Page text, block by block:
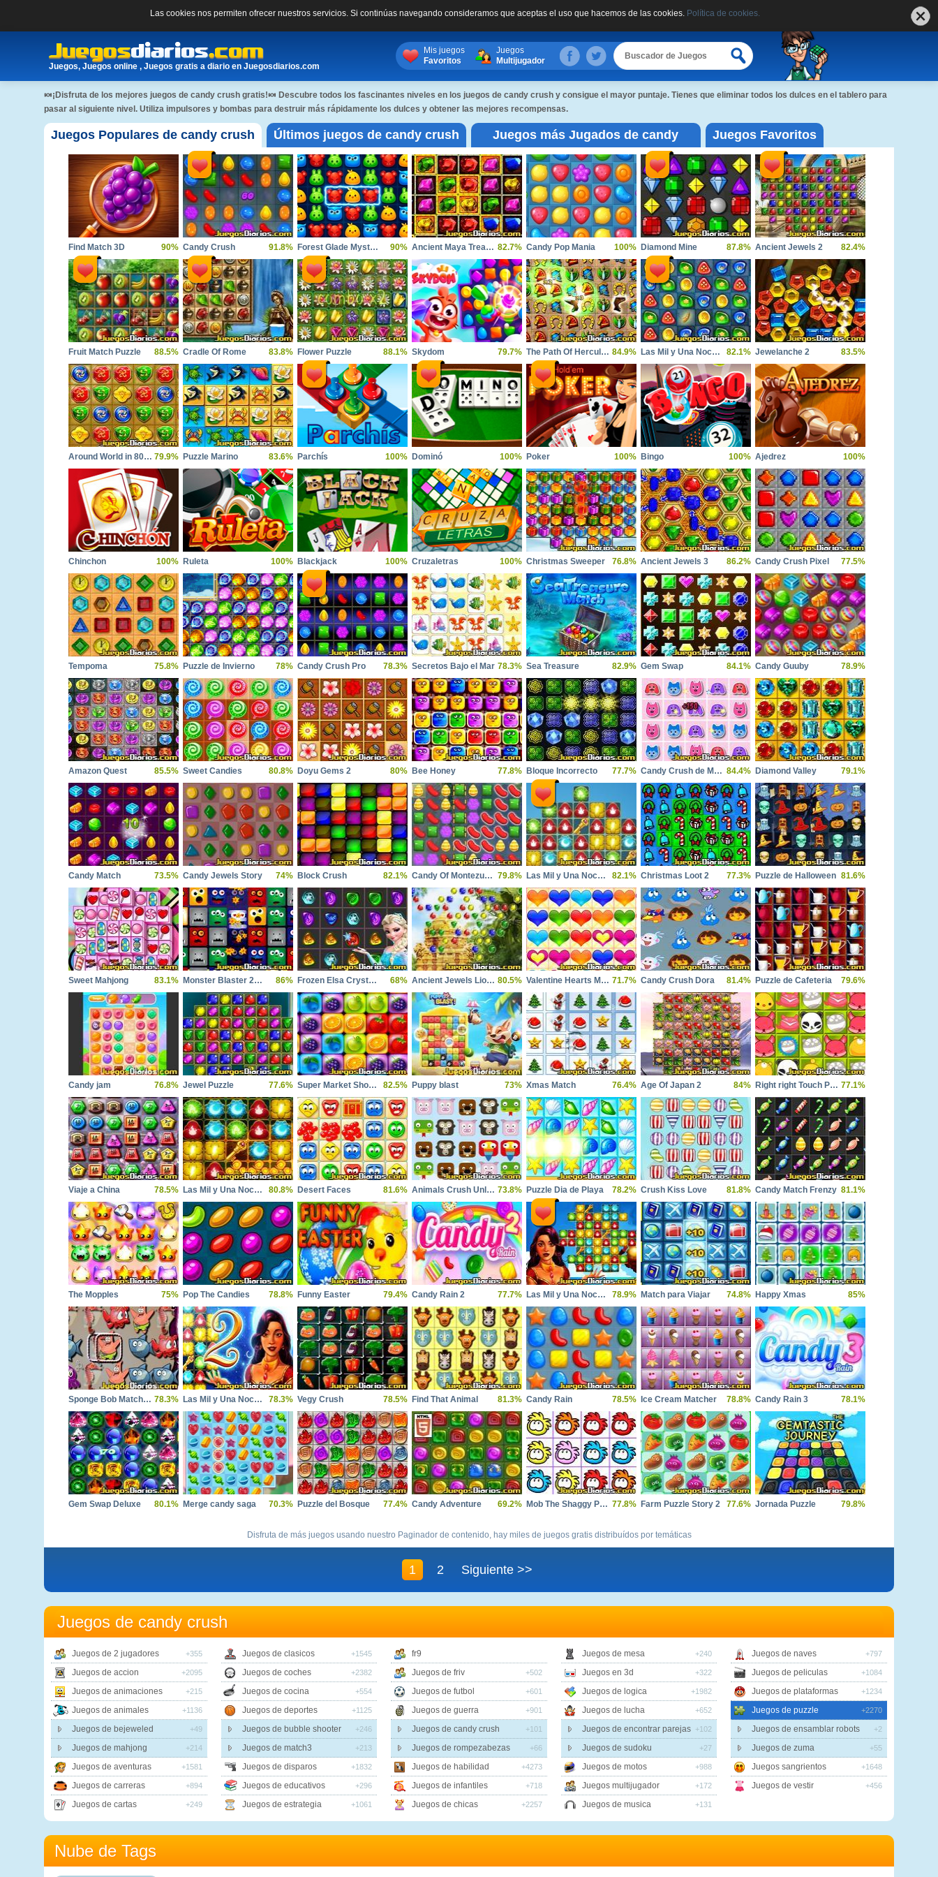
Las cookies nos permiten ofrecer nuestros servicios. Si continúas navegando consideramos que aceptas el uso que hacemos de las cookies. Política de cookies.
Juegos, Juegos online , Juegos gratis a diario en Juegosdiarios.com
Mis juegos
Favoritos
Juegos
Multijugador
🍬¡Disfruta de los mejores juegos de candy crush gratis!🍬 Descubre todos los fascinantes niveles en los juegos de candy crush y consigue el mayor puntaje. Tienes que eliminar todos los dulces en el tablero para
pasar al siguiente nivel. Utiliza impulsores y bombas para destruir más rápidamente los dulces y obtener las mejores recompensas.
Juegos Populares de candy crush Últimos juegos de candy crush
Juegos más Jugados de candy
crush
Juegos Favoritos
Find Match 3D 90% Candy Crush 91.8% Forest Glade Mysteries 90% Ancient Maya Treasures 82.7% Candy Pop Mania 100% Diamond Mine 87.8% Ancient Jewels 2 82.4%
Fruit Match Puzzle 88.5% Cradle Of Rome 83.8% Flower Puzzle 88.1% Skydom 79.7% The Path Of Hercules 84.9% Las Mil y Una Noches 82.1% Jewelanche 2 83.5%
Around World in 80 Days 79.9% Puzzle Marino 83.6% Parchís 100% Dominó 100% Poker 100% Bingo 100% Ajedrez 100%
Chinchon 100% Ruleta 100% Blackjack 100% Cruzaletras 100% Christmas Sweeper 76.8% Ancient Jewels 3 86.2% Candy Crush Pixel 77.5%
Tempoma 75.8% Puzzle de Invierno 78% Candy Crush Pro 78.3% Secretos Bajo el Mar 78.3% Sea Treasure 82.9% Gem Swap 84.1% Candy Guuby 78.9%
Amazon Quest 85.5% Sweet Candies 80.8% Doyu Gems 2 80% Bee Honey 77.8% Bloque Incorrecto 77.7% Candy Crush de Mascotas 84.4% Diamond Valley 79.1%
Candy Match 73.5% Candy Jewels Story 74% Block Crush 82.1% Candy Of Montezuma 79.8% Las Mil y Una Noches 7 82.1% Christmas Loot 2 77.3% Puzzle de Halloween 81.6%
Sweet Mahjong 83.1% Monster Blaster 2048 86% Frozen Elsa Crystal Match 68% Ancient Jewels Lion Temple 80.5% Valentine Hearts Match 71.7% Candy Crush Dora 81.4% Puzzle de Cafeteria 79.6%
Candy jam 76.8% Jewel Puzzle 77.6% Super Market Shopping Spree 82.5% Puppy blast 73% Xmas Match 76.4% Age Of Japan 2 84% Right right Touch Pet 2 77.1%
Viaje a China 78.5% Las Mil y Una Noches 5 80.8% Desert Faces 81.6% Animals Crush Unlimited 73.8% Puzzle Dia de Playa 78.2% Crush Kiss Love 81.8% Candy Match Frenzy 81.1%
The Mopples 75% Pop The Candies 78.8% Funny Easter 79.4% Candy Rain 2 77.7% Las Mil y Una Noches 3 78.9% Match para Viajar 74.8% Happy Xmas 85%
Sponge Bob Matching Bubbles 78.3% Las Mil y Una Noches 2 78.3% Vegy Crush 78.5% Find That Animal 81.3% Candy Rain 78.5% Ice Cream Matcher 78.8% Candy Rain 3 78.1%
Gem Swap Deluxe 80.1% Merge candy saga 70.3% Puzzle del Bosque 77.4% Candy Adventure 69.2% Mob The Shaggy Puffles 77.8% Farm Puzzle Story 2 77.6% Jornada Puzzle 79.8%
Disfruta de más juegos usando nuestro Paginador de contenido, hay miles de juegos gratis distribuídos por temáticas
1 2 Siguiente >>
Juegos de candy crush
Juegos de 2 jugadores +355
Juegos de accion +2095
Juegos de animaciones +215
Juegos de animales +1136
Juegos de bejeweled +49
Juegos de mahjong +214
Juegos de aventuras +1581
Juegos de carreras +894
Juegos de cartas +249
Juegos de clasicos +1545
Juegos de coches +2382
Juegos de cocina +554
Juegos de deportes +1125
Juegos de bubble shooter +246
Juegos de match3 +213
Juegos de disparos +1832
Juegos de educativos +296
Juegos de estrategia +1061
fr9
Juegos de friv
+502
Juegos de futbol +601
Juegos de guerra +901
Juegos de candy crush +101
Juegos de rompezabezas +66
Juegos de habilidad +4273
Juegos de infantiles +718
Juegos de chicas +2257
Juegos de mesa +240
Juegos en 3d +322
Juegos de logica +1982
Juegos de lucha +652
Juegos de encontrar parejas +102
Juegos de sudoku +27
Juegos de motos +988
Juegos multijugador +172
Juegos de musica +131
Juegos de naves +797
Juegos de peliculas +1084
Juegos de plataformas +1234
Juegos de puzzle +2270
Juegos de ensamblar robots +2
Juegos de zuma +55
Juegos sangrientos +1648
Juegos de vestir +456
Nube de Tags